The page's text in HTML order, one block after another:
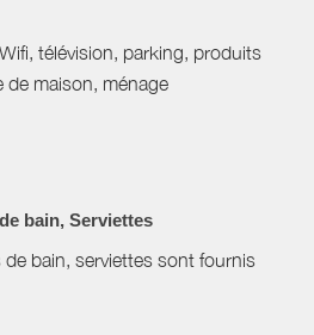
télévision, parking, produits
de maison, ménage
bain, Serviettes
bain, serviettes sont fournis